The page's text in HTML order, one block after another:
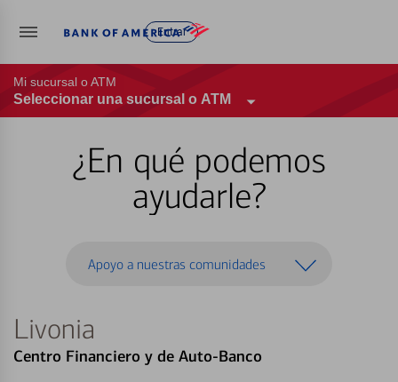
Entrar
Mi sucursal o ATM
Seleccionar una sucursal o ATM
¿En qué podemos
ayudarle?
Apoyo a nuestras comunidades
Livonia
Centro Financiero y de Auto-Banco